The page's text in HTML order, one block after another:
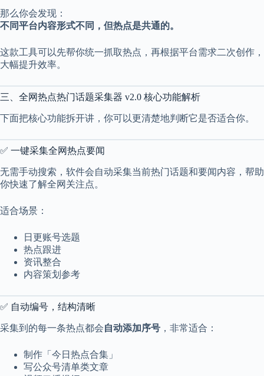
那么你会发现：
不同平台内容形式不同，但热点是共通的。
这款工具可以先帮你统一抓取热点，再根据平台需求二次创作，
大幅提升效率。
三、全网热点热门话题采集器 v2.0 核心功能解析
下面把核心功能拆开讲，你可以更清楚地判断它是否适合你。
✅ 一键采集全网热点要闻
无需手动搜索，软件会自动采集当前热门话题和要闻内容，帮助
你快速了解全网关注点。
适合场景：
日更账号选题
热点跟进
资讯整合
内容策划参考
✅ 自动编号，结构清晰
采集到的每一条热点都会自动添加序号 ，非常适合：
制作「今日热点合集」
写公众号清单类文章